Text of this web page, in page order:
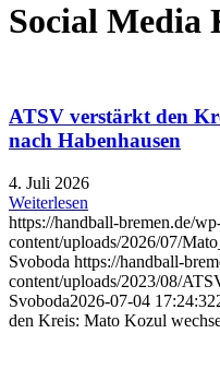
Social Media
ATSV verstärkt den
nach Habenhausen
4. Juli 2026
Weiterlesen
https://handball-bremen.de/
content/uploads/2026/07/
Svoboda https://handball-
content/uploads/2023/08/
Svoboda2026-07-04 17:24:32
den Kreis: Mato Kozul